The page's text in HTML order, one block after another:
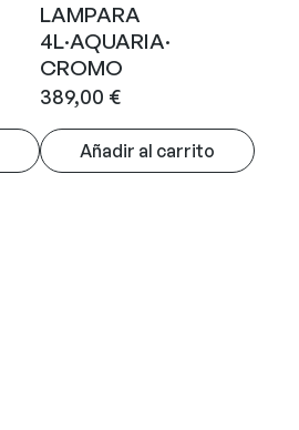
LAMPARA
4L·AQUARIA·
CROMO
389,00 €
Añadir al carrito